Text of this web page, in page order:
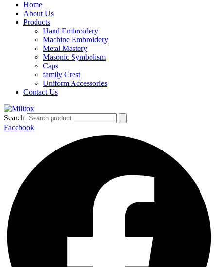
Home
About Us
Products
Hand Embroidery
Machine Embroidery
Metal Mastery
Masonic Symbolism
Caps
family Crest
Uniform Accessories
Contact Us
Search
Facebook